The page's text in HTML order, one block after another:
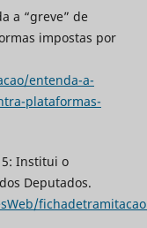
a “greve” de
impostas por
entenda-a-
plataformas-
Institui o
Deputados.